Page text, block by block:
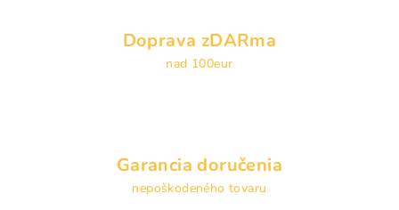
i
e
p
y
v
ý
Doprava zDARma
nad 100eur
Garancia doručenia
nepoškodeného tovaru